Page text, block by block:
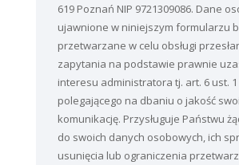
619 Poznań NIP 9721309086. Dane
ujawnione w niniejszym formularzu
przetwarzane w celu obsługi
zapytania na podstawie prawnie
interesu administratora tj. art. 6 ust. 1
polegającego na dbaniu o jakość
komunikację. Przysługuje Państwu
do swoich danych osobowych, ich
usunięcia lub ograniczenia